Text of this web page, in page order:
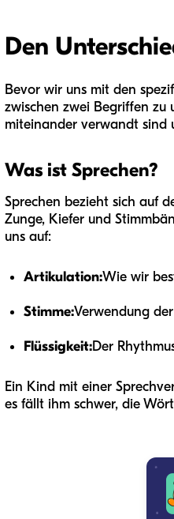
Den
Bevor wir uns mit den
zwischen zwei Begriffen zu
miteinander verwandt sind
Was ist Sprechen?
Sprechen bezieht sich auf
Zunge, Kiefer und
uns auf:
Artikulation:Wie wir
Stimme:Verwendung
Flüssigkeit:Der
Ein Kind mit einer
es fällt ihm schwer, die